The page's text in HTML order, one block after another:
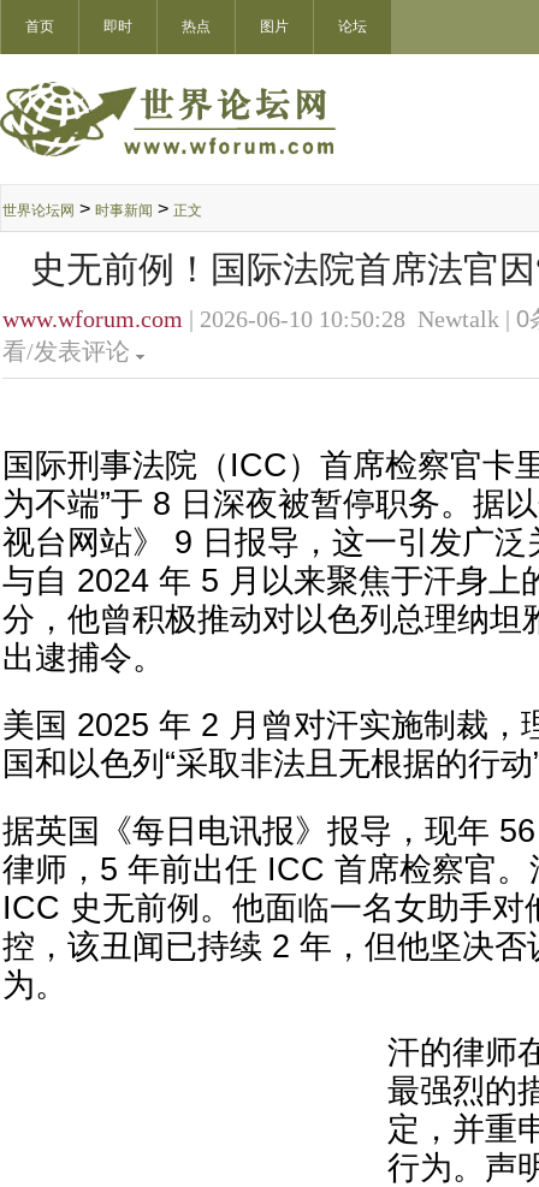
首页 即时 热点 图片 论坛
世界论坛网 > 时事新闻 > 正文
史无前例！国际法院首席法官
www.wforum.com | 2026-06-10 10:50:28 Newtalk | 0
看/发表评论
国际刑事法院（ICC）首席检察官卡
为不端”于 8 日深夜被暂停职务。据
视台网站》 9 日报导，这一引发广
与自 2024 年 5 月以来聚焦于汗身上
分，他曾积极推动对以色列总理纳坦
出逮捕令。
美国 2025 年 2 月曾对汗实施制裁，
国和以色列“采取非法且无根据的行动
据英国《每日电讯报》报导，现年
律师，5 年前出任 ICC 首席检察官
ICC 史无前例。他面临一名女助手对
控，该丑闻已持续 2 年，但他坚决否
为。
汗的律师
最强烈的
定，并重
行为。声